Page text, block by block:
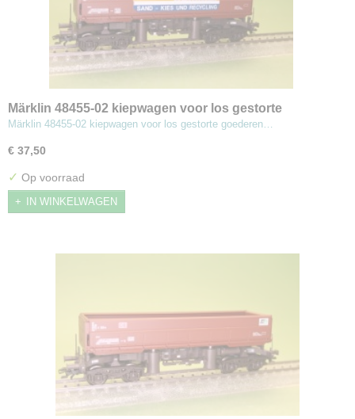
Märklin 48455-02 kiepwagen voor los gestorte
goederen
Märklin 48455-02 kiepwagen voor los gestorte goederen…
€ 37,50
✓ Op voorraad
IN WINKELWAGEN